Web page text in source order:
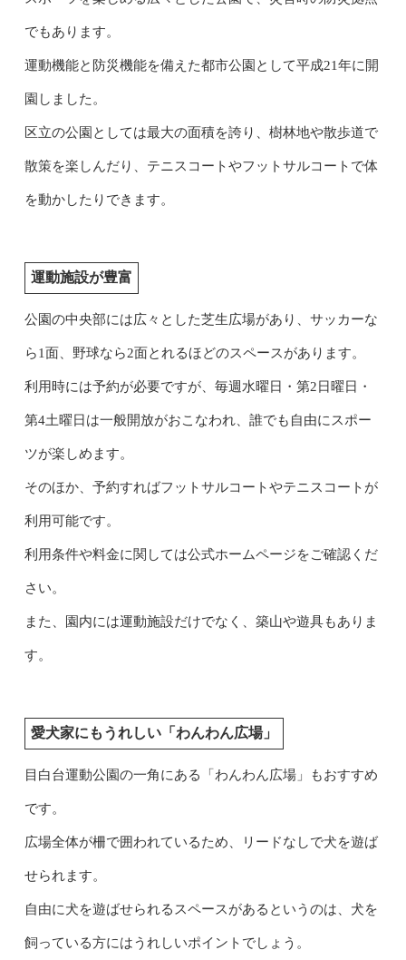
でもあります。
運動機能と防災機能を備えた都市公園として平成21年に開
園しました。
区立の公園としては最大の面積を誇り、樹林地や散歩道で
散策を楽しんだり、テニスコートやフットサルコートで体
を動かしたりできます。
運動施設が豊富
公園の中央部には広々とした芝生広場があり、サッカーな
ら1面、野球なら2面とれるほどのスペースがあります。
利用時には予約が必要ですが、毎週水曜日・第2日曜日・
第4土曜日は一般開放がおこなわれ、誰でも自由にスポー
ツが楽しめます。
そのほか、予約すればフットサルコートやテニスコートが
利用可能です。
利用条件や料金に関しては公式ホームページをご確認くだ
さい。
また、園内には運動施設だけでなく、築山や遊具もありま
す。
愛犬家にもうれしい「わんわん広場」
目白台運動公園の一角にある「わんわん広場」もおすすめ
です。
広場全体が柵で囲われているため、リードなしで犬を遊ば
せられます。
自由に犬を遊ばせられるスペースがあるというのは、犬を
飼っている方にはうれしいポイントでしょう。